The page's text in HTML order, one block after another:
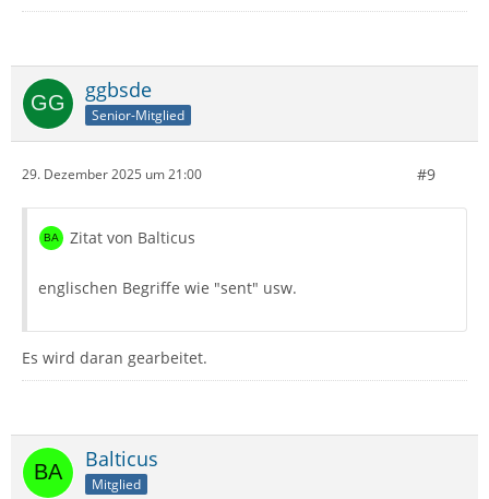
ggbsde
Senior-Mitglied
29. Dezember 2025 um 21:00 #9
Zitat von Balticus
englischen Begriffe wie "sent" usw.
Es wird daran gearbeitet.
Balticus
Mitglied